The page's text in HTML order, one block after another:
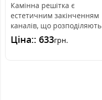
Камінна решітка є
естетичним закінченням
каналів, що розподіляють
гаряче повітря з каміна.
Вона вмо..
Ціна:: 633грн.